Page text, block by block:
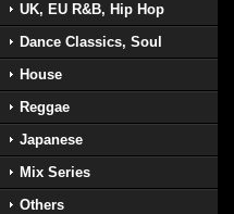
UK, EU R&B, Hip Hop
Dance Classics, Soul
House
Reggae
Japanese
Mix Series
Others